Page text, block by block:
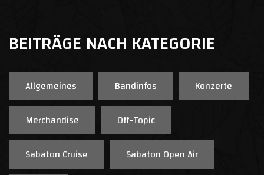
BEITRÄGE NACH KATEGORIE
Allgemeines Bandinfos
Konzerte
Merchandise
Off-Topic
Sabaton Cruise
Sabaton Open Air